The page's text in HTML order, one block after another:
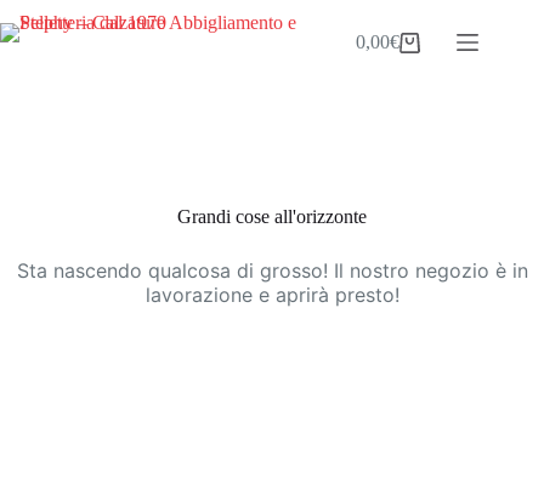
al
Carrello
0,00€
Grandi cose all'orizzonte
Sta nascendo qualcosa di grosso! Il nostro negozio è in
lavorazione e aprirà presto!